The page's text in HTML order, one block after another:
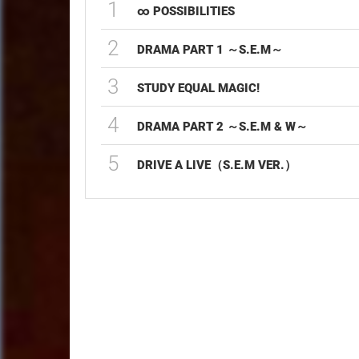
1 ∞ POSSIBILITIES
2 DRAMA PART 1 ～S.E.M～
3 STUDY EQUAL MAGIC!
4 DRAMA PART 2 ～S.E.M & W～
5 DRIVE A LIVE（S.E.M VER.）